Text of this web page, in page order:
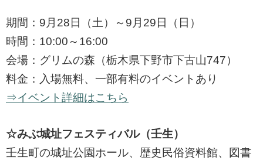
期間：9月28日（土）～9月29日（日）
時間：10:00～16:00
会場：グリムの森（栃木県下野市下古山747）
料金：入場無料、一部有料のイベントあり
⇒イベント詳細はこちら
☆みぶ城址フェスティバル（壬生）
壬生町の城址公園ホール、歴史民俗資料館、図書